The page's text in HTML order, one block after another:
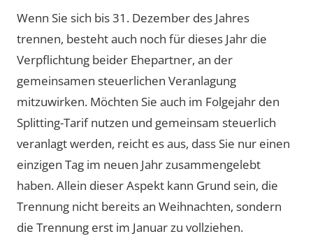
Wenn Sie sich bis 31. Dezember des Jahres
trennen, besteht auch noch für dieses Jahr die
Verpflichtung beider Ehepartner, an der
gemeinsamen steuerlichen Veranlagung
mitzuwirken. Möchten Sie auch im Folgejahr den
Splitting-Tarif nutzen und gemeinsam steuerlich
veranlagt werden, reicht es aus, dass Sie nur einen
einzigen Tag im neuen Jahr zusammengelebt
haben. Allein dieser Aspekt kann Grund sein, die
Trennung nicht bereits an Weihnachten, sondern
die Trennung erst im Januar zu vollziehen.